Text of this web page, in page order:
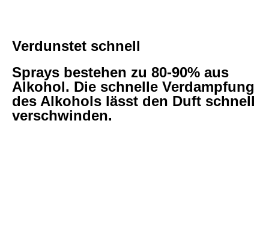
Verdunstet schnell
Sprays bestehen zu 80-90% aus
Alkohol. Die schnelle Verdampfung
des Alkohols lässt den Duft schnell
verschwinden.